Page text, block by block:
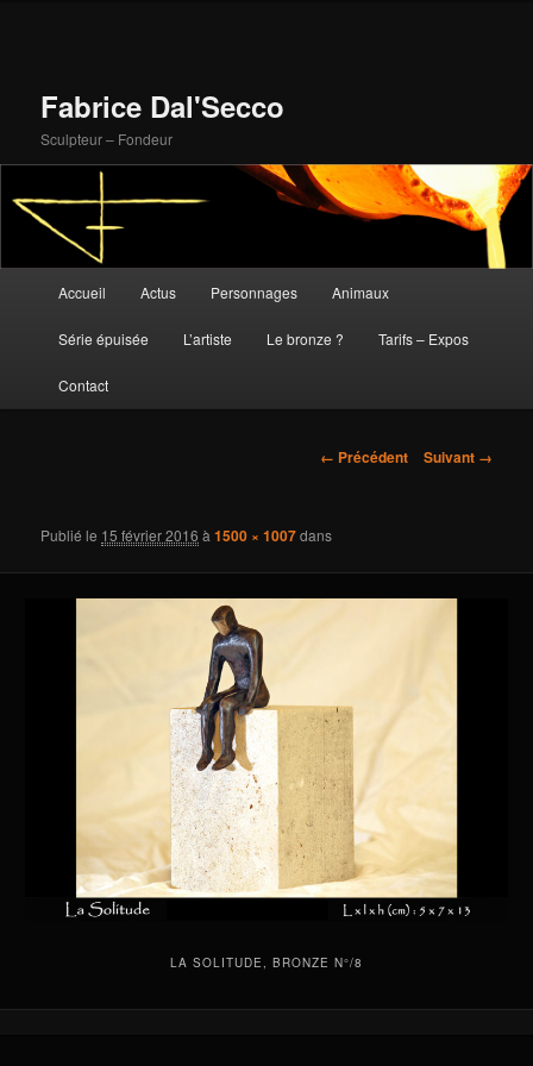
Fabrice Dal'Secco
Sculpteur – Fondeur
Aller
au
contenu
Accueil Actus Personnages Animaux
Série épuisée L’artiste Le bronze ? Tarifs – Expos
Contact
Navigation
← Précédent Suivant →
Publié le 15 février 2016 à1500 × 1007dans
LA SOLITUDE, BRONZE N°/8